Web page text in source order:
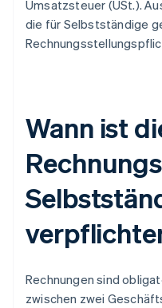
Umsatzsteuer (USt.).
die für Selbstständige
Wann ist
Rechnungen sind
zwischen zwei